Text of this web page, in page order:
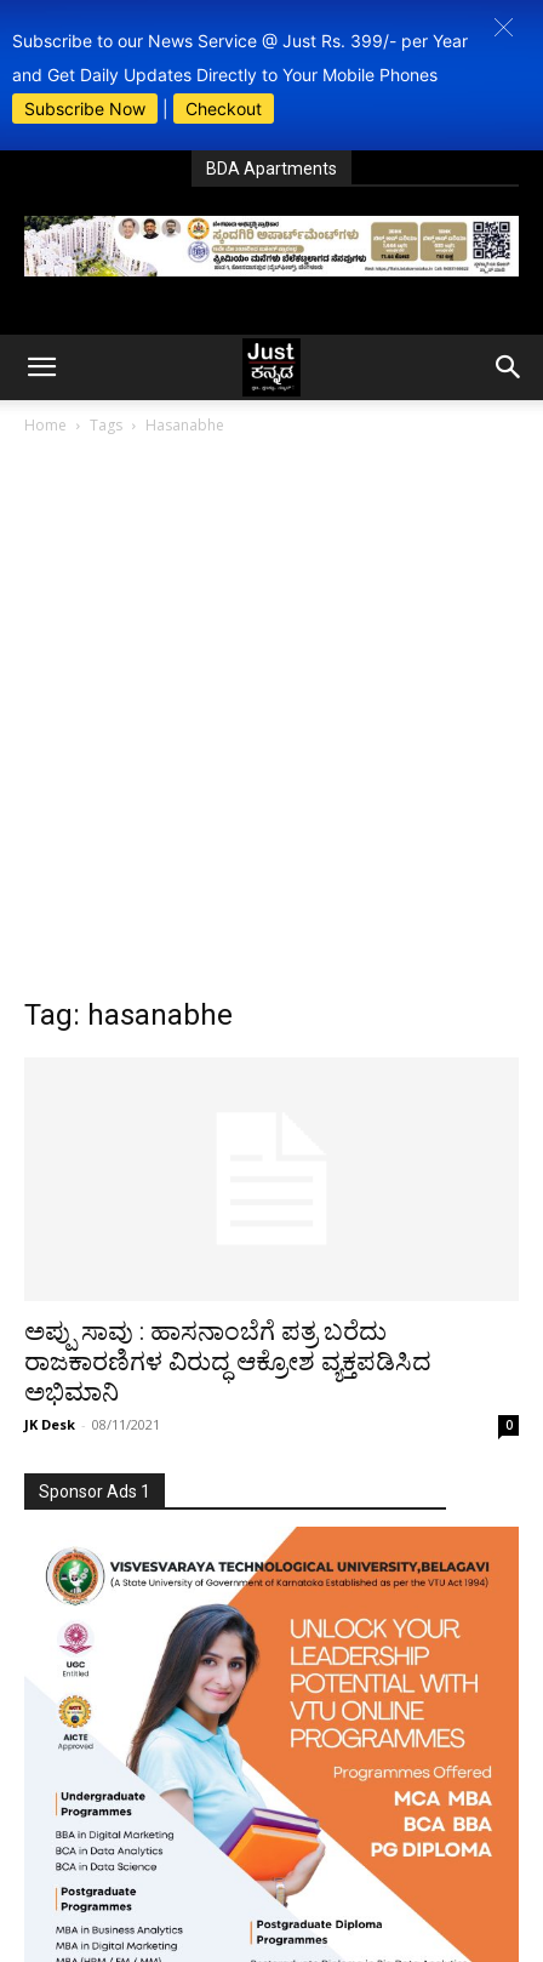
Subscribe to our News Service @ Just Rs. 399/- per Year
and Get Daily Updates Directly to Your Mobile Phones
Subscribe Now
Checkout
BDA Apartments
Home Tags Hasanabhe
Tag: hasanabhe
ಅಪ್ಪು ಸಾವು : ಹಾಸನಾಂಬೆಗೆ ಪತ್ರ ಬರೆದು
ರಾಜಕಾರಣಿಗಳ ವಿರುದ್ಧ ಆಕ್ರೋಶ ವ್ಯಕ್ತಪಡಿಸಿದ
ಅಭಿಮಾನಿ
JK Desk - 08/11/2021 0
Sponsor Ads 1